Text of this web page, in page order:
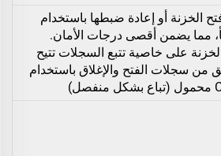
الخزنة أو إعادة ضبطها باستخدام
مما يضمن أقصى درجات الأمان.
على خاصية تتبع السجلات تتيح
من سجلات الفتح والإغلاق باستخدام